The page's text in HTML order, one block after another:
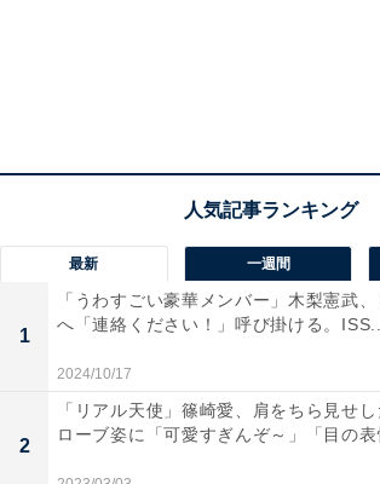
最新 一週間
1
「うわすごい豪華メンバー」木梨憲武、
へ「連絡ください！」呼び掛ける。
2024/10/17
2
「リアル天使」篠崎愛、肩をちら見せし
ローブ姿に「可愛すぎんぞ～」「目の